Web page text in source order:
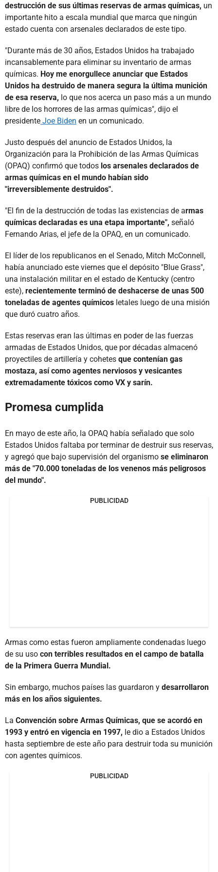
destrucción de sus últimas reservas de armas químicas, un
importante hito a escala mundial que marca que ningún
estado cuenta con arsenales declarados de este tipo.
"Durante más de 30 años, Estados Unidos ha trabajado
incansablemente para eliminar su inventario de armas
químicas. Hoy me enorgullece anunciar que Estados
Unidos ha destruido de manera segura la última munición
de esa reserva, lo que nos acerca un paso más a un mundo
libre de los horrores de las armas químicas", dijo el
presidente Joe Biden en un comunicado.
Justo después del anuncio de Estados Unidos, la
Organización para la Prohibición de las Armas Químicas
(OPAQ) confirmó que todos los arsenales declarados de
armas químicas en el mundo habían sido
"irreversiblemente destruidos".
"El fin de la destrucción de todas las existencias de armas
químicas declaradas es una etapa importante", señaló
Fernando Arias, el jefe de la OPAQ, en un comunicado.
El líder de los republicanos en el Senado, Mitch McConnell,
había anunciado este viernes que el depósito "Blue Grass",
una instalación militar en el estado de Kentucky (centro
este), recientemente terminó de deshacerse de unas 500
toneladas de agentes químicos letales luego de una misión
que duró cuatro años.
Estas reservas eran las últimas en poder de las fuerzas
armadas de Estados Unidos, que por décadas almacenó
proyectiles de artillería y cohetes que contenían gas
mostaza, así como agentes nerviosos y vesicantes
extremadamente tóxicos como VX y sarín.
Promesa cumplida
En mayo de este año, la OPAQ había señalado que solo
Estados Unidos faltaba por terminar de destruir sus reservas,
y agregó que bajo supervisión del organismo se eliminaron
más de "70.000 toneladas de los venenos más peligrosos
del mundo".
PUBLICIDAD
Armas como estas fueron ampliamente condenadas luego
de su uso con terribles resultados en el campo de batalla
de la Primera Guerra Mundial.
Sin embargo, muchos países las guardaron y desarrollaron
más en los años siguientes.
La Convención sobre Armas Químicas, que se acordó en
1993 y entró en vigencia en 1997, le dio a Estados Unidos
hasta septiembre de este año para destruir toda su munición
con agentes químicos.
PUBLICIDAD